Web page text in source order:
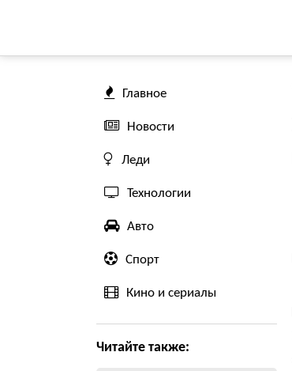
Главное
Новости
Леди
Технологии
Авто
Спорт
Кино и сериалы
Читайте также: